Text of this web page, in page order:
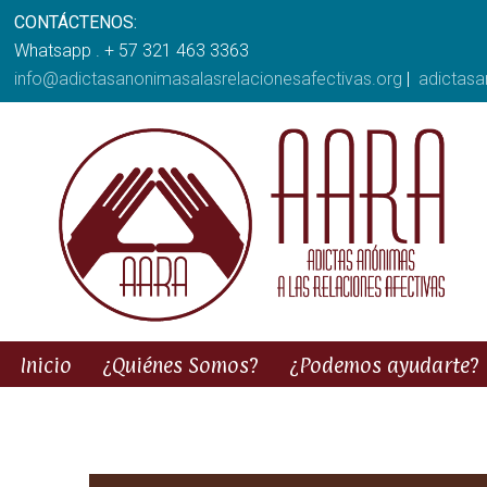
CONTÁCTENOS:
Whatsapp . + 57 321 463 3363
info@adictasanonimasalasrelacionesafectivas.org |
Inicio ¿Quiénes Somos? ¿Podemos ayudarte?